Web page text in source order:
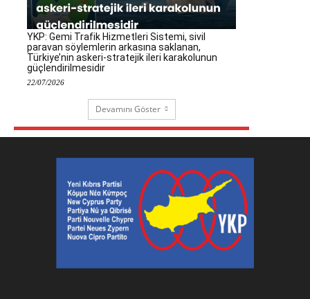
YKP: Gemi Trafik Hizmetleri Sistemi, sivil
paravan söylemlerin arkasına saklanan,
Türkiye’nin askeri-stratejik ileri karakolunun
güçlendirilmesidir
22/07/2026
Devamını Göster